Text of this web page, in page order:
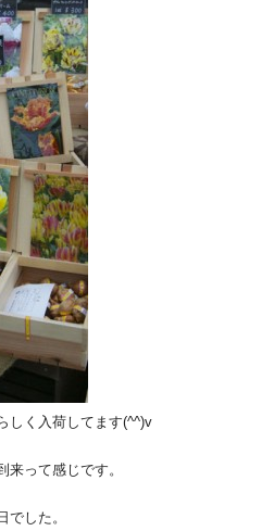
しく入荷してます(^^)v
って感じです。
でした。